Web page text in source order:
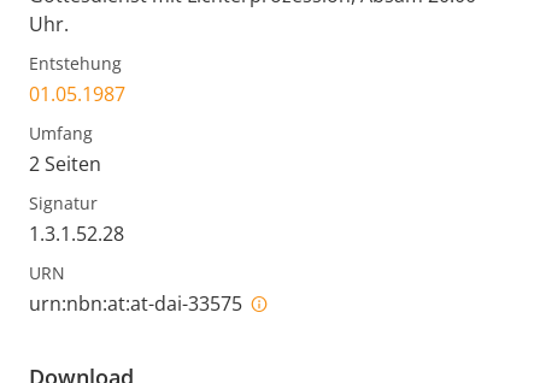
Uhr.
Entstehung
01.05.1987
Umfang
2 Seiten
Signatur
1.3.1.52.28
URN
urn:nbn:at:at-dai-33575